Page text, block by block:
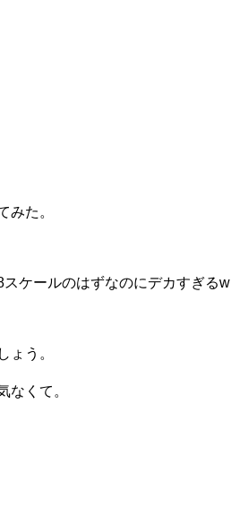
みた。
ケールのはずなのにデカすぎるw
ょう。
なくて。